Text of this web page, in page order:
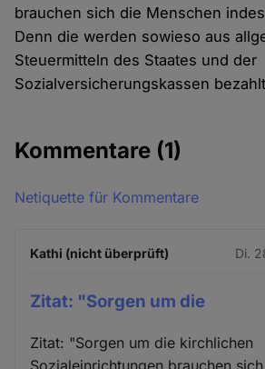
brauchen sich die Menschen
Denn die werden sowieso aus
Steuermitteln des Staates und der
Sozialversicherungskassen
Kommentare (1)
Netiquette für Kommentare
Kathi (nicht überprüft) Di.
Zitat: "Sorgen um die
Zitat: "Sorgen um die kirchlichen
Sozialeinrichtungen brauchen